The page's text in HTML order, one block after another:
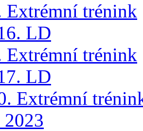
Extrémní trénink
LD
Extrémní trénink
LD
Extrémní